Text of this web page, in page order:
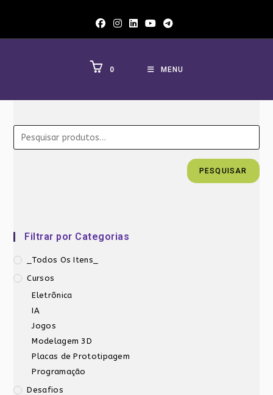
0 MENU
PESQUISAR
Filtrar por Categorias
_Todos Os Itens_
Cursos
Eletrônica
IA
Jogos
Modelagem 3D
Placas de Prototipagem
Programação
Desafios